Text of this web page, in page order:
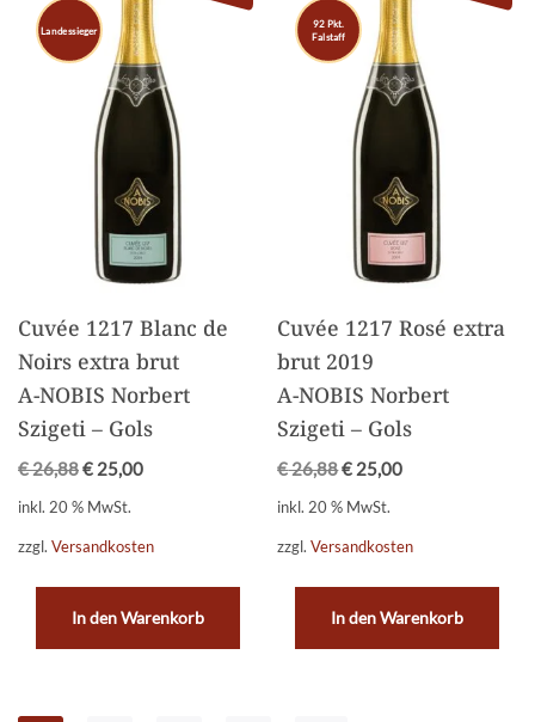
Landessieger
Cuvée 1217 Blanc de
Noirs extra brut
A-NOBIS Norbert
Szigeti – Gols
€26,88€ 25,00
inkl. 20 % MwSt.
zzgl. Versandkosten
In den Warenkorb
92 Pkt.
Falstaff
Cuvée 1217 Rosé extra
brut 2019
A-NOBIS Norbert
Szigeti – Gols
€26,88€ 25,00
inkl. 20 % MwSt.
zzgl.Versandkosten
In den Warenkorb